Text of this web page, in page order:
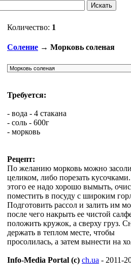
Количество: 1
Соление → Морковь соленая
Требуется:
- вода - 4 стакана
- соль - 600г
- морковь
Рецепт:
По желанию морковь можно
целиком, либо порезать
этого ее надо хорошо вымыть,
поместить в посуду с широким
Подготовить рассол и залить им
после чего накрыть ее чистой
положить кружок, а сверху груз.
держать в теплом месте, чтобы
просолилась, а затем вынести на
Info-Media Portal (c) ch.ua - 2011-